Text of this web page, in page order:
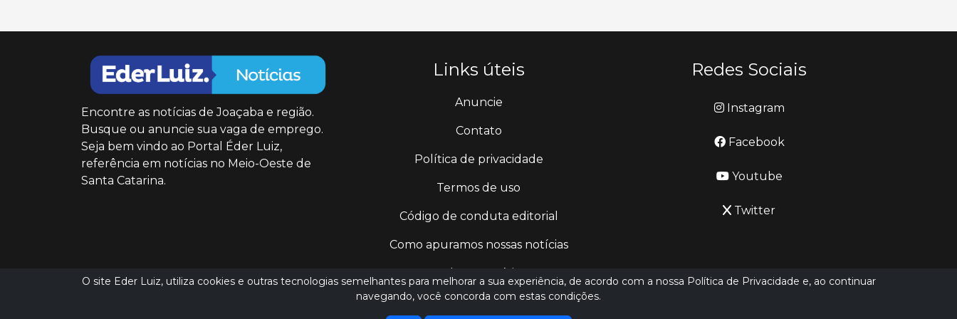
Encontre as notícias de Joaçaba e região.
Busque ou anuncie sua vaga de emprego.
Seja bem vindo ao Portal Éder Luiz,
referência em notícias no Meio-Oeste de
Santa Catarina.
Links úteis
Anuncie
Contato
Política de privacidade
Termos de uso
Código de conduta editorial
Como apuramos nossas notícias
Todas as notícias
Redes Sociais
Instagram
Facebook
Youtube
Twitter
O site Eder Luiz, utiliza cookies e outras tecnologias semelhantes para melhorar a sua experiência, de acordo com a nossa Política de Privacidade e, ao continuar
navegando, você concorda com estas condições.